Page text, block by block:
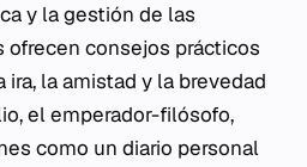
y la gestión de las
ofrecen consejos prácticos
la amistad y la brevedad
el emperador-filósofo,
como un diario personal